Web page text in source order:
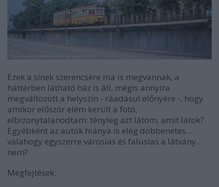
Ezek a sínek szerencsére ma is megvannak, a
háttérben látható ház is áll, mégis annyira
megváltozott a helyszín - ráadásul előnyére -, hogy
amikor először elém került a fotó,
elbizonytalanodtam: tényleg azt látom, amit látok?
Egyébként az autók hiánya is elég döbbenetes...
valahogy egyszerre városias és falusias a látvány...
nem?
Megfejtések: